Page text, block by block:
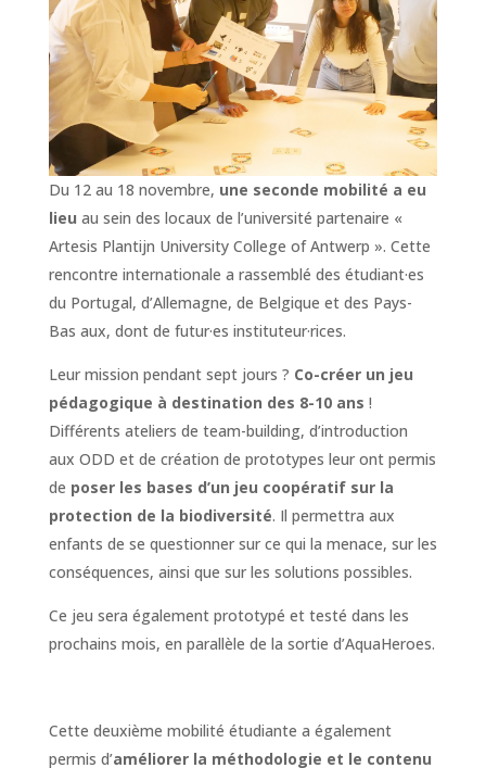
Du 12 au 18 novembre, une seconde mobilité a eu
lieu au sein des locaux de l’université partenaire «
Artesis Plantijn University College of Antwerp ». Cette
rencontre internationale a rassemblé des étudiant·es
du Portugal, d’Allemagne, de Belgique et des Pays-
Bas aux, dont de futur·es instituteur·rices.
Leur mission pendant sept jours ? Co-créer un jeu
pédagogique à destination des 8-10 ans !
Différents ateliers de team-building, d’introduction
aux ODD et de création de prototypes leur ont permis
de poser les bases d’un jeu coopératif sur la
protection de la biodiversité. Il permettra aux
enfants de se questionner sur ce qui la menace, sur les
conséquences, ainsi que sur les solutions possibles.
Ce jeu sera également prototypé et testé dans les
prochains mois, en parallèle de la sortie d’AquaHeroes.
Cette deuxième mobilité étudiante a également
permis d’améliorer la méthodologie et le contenu